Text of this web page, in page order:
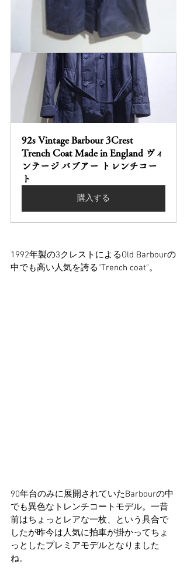
92s Vintage Barbour 3Crest
Trench Coat Made in England ヴィ
ンテージ バブアー トレンチコー
ト
購入する
1992年製の3クレストによるOld Barbourの
中でも高い人気を誇る"Trench coat"。
90年台のみに展開されていたBarbourの中
でも異色なトレンチコートモデル。一昔
前はちょっとレアな一枚、という具合で
したが昨今は人気に拍車が掛かってちょ
っとしたプレミアモデルとなりました
ね。